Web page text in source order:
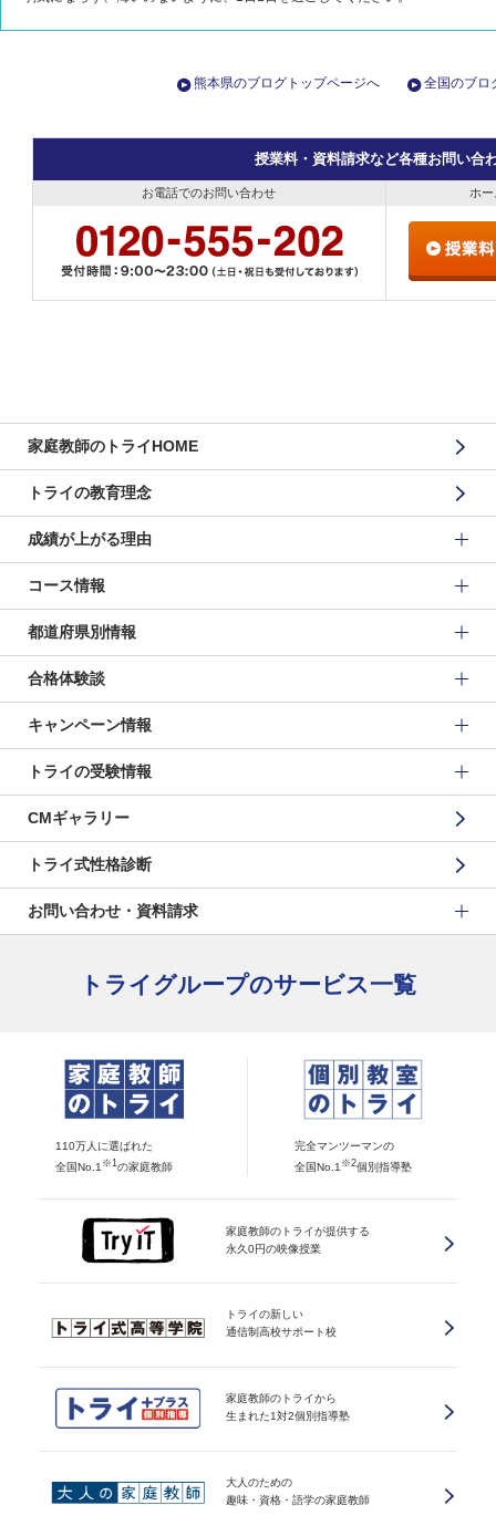
熊本県のブログトップページへ 全国のブロ
授業料・資料請求など各種お問い合
お電話でのお問い合わせ ホ
家庭教師のトライHOME
トライの教育理念
成績が上がる理由
コース情報
都道府県別情報
合格体験談
キャンペーン情報
トライの受験情報
CMギャラリー
トライ式性格診断
お問い合わせ・資料請求
トライグループのサービス一覧
110万人に選ばれた
全国No.1 ※1 の家庭教師
完全マンツーマンの
全国No.1 ※2個別指導塾
家庭教師のトライが提供する
永久0円の映像授業
トライの新しい
通信制高校サポート校
家庭教師のトライから
生まれた1対2個別指導塾
大人のための
趣味・資格・語学の家庭教師